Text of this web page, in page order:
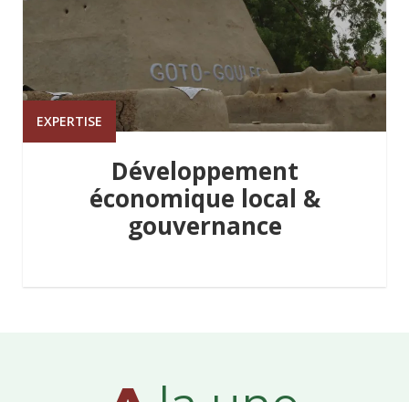
EXPERTISE
Développement
économique local &
gouvernance